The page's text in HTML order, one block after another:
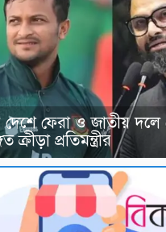
দেশে ফেরা ও জাতীয় দলে
ক্রীড়া প্রতিমন্ত্রীর